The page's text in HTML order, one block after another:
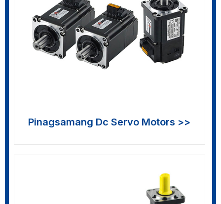
Pinagsamang Dc Servo Motors >>